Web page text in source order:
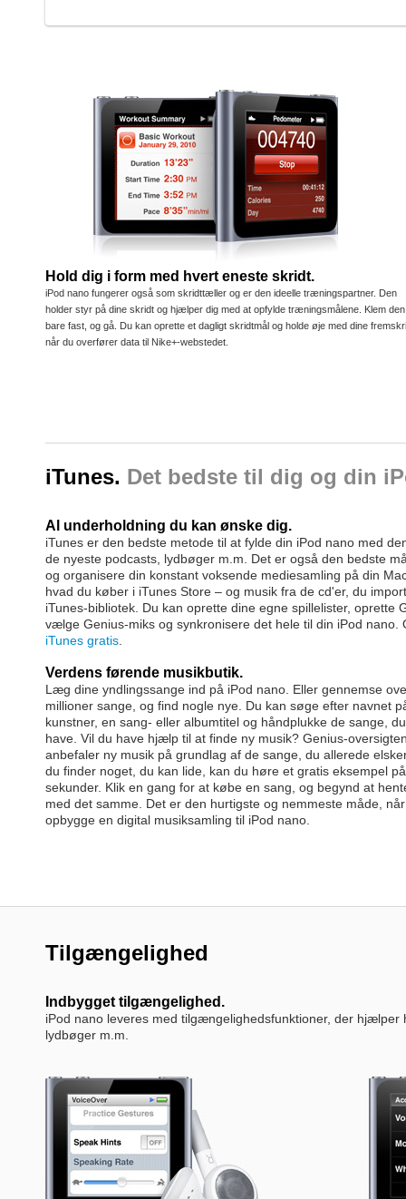
Hold dig i form med hvert eneste skridt.
iPod nano fungerer også som skridttæller og er den ideelle træningspartner. Den
holder styr på dine skridt og hjælper dig med at opfylde træningsmålene. Klem den
bare fast, og gå. Du kan oprette et dagligt skridtmål og holde øje med dine
når du overfører data til Nike+-webstedet.
iTunes. Det bedste til dig og din
Al underholdning du kan ønske dig.
iTunes er den bedste metode til at fylde din iPod nano med
de nyeste podcasts, lydbøger m.m. Det er også den bedste
og organisere din konstant voksende mediesamling på din
hvad du køber i iTunes Store – og musik fra de cd'er, du
iTunes-bibliotek. Du kan oprette dine egne spillelister, oprette
vælge Genius-miks og synkronisere det hele til din iPod nano.
iTunes gratis.
Verdens førende musikbutik.
Læg dine yndlingssange ind på iPod nano. Eller gennemse
millioner sange, og find nogle nye. Du kan søge efter navnet
kunstner, en sang- eller albumtitel og håndplukke de sange,
have. Vil du have hjælp til at finde ny musik? Genius-
anbefaler ny musik på grundlag af de sange, du allerede
du finder noget, du kan lide, kan du høre et gratis eksempel
sekunder. Klik en gang for at købe en sang, og begynd at
med det samme. Det er den hurtigste og nemmeste måde,
opbygge en digital musiksamling til iPod nano.
Tilgængelighed
Indbygget tilgængelighed.
iPod nano leveres med tilgængelighedsfunktioner, der hjælper
lydbøger m.m.